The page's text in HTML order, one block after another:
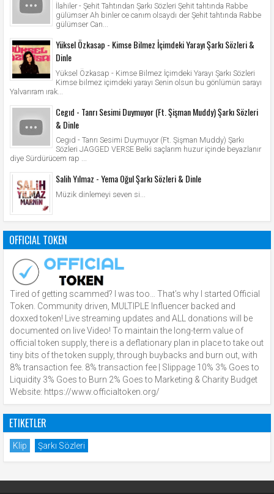
İlahiler - Şehit Tahtından Şarkı Sözleri Şehit tahtında Rabbe
gülümser Ah binler ce canım olsaydı der Şehit tahtında Rabbe
gülümser Can...
Yüksel Özkasap - Kimse Bilmez İçimdeki Yarayı Şarkı Sözleri &
Dinle
Yüksel Özkasap - Kimse Bilmez İçimdeki Yarayı Şarkı Sözleri
Kimse bilmez içimdeki yarayı Senin olsun bu gönlümün sarayı
Yalvarıram ırak...
Cegıd - Tanrı Sesimi Duymuyor (Ft. Şişman Muddy) Şarkı Sözleri
& Dinle
Cegıd - Tanrı Sesimi Duymuyor (Ft. Şişman Muddy) Şarkı
Sözleri JAGGED VERSE Belki saçlarım huzur içinde beyazlanır
diye Sürdürücem rap ...
Salih Yılmaz - Yema Oğul Şarkı Sözleri & Dinle
Müzik dinlemeyi seven si...
OFFICIAL TOKEN
Tired of getting scammed? I was too… That’s why I started Official
Token. Community driven, MULTIPLE Influencer backed and
doxxed token! Live streaming updates and ALL donations will be
documented on live Video! To maintain the long-term value of
official token supply, there is a deflationary plan in place to take out
tiny bits of the token supply, through buybacks and burn out, with
8% transaction fee. 8% transaction fee | Slippage 10% 3% Goes to
Liquidity 3% Goes to Burn 2% Goes to Marketing & Charity Budget
Website: https://www.officialtoken.org/
ETIKETLER
Klip Şarkı Sözleri